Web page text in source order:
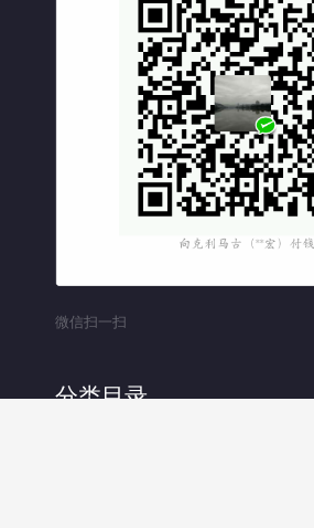
微信扫一扫
分类目录